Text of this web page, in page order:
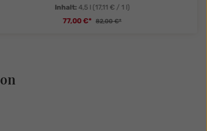
Inhalt: 4,5 l (17,11 € / 1 l)
77,00 €* 82,00 €*